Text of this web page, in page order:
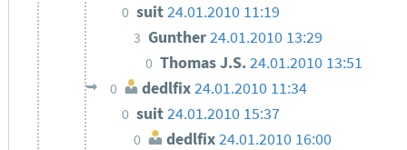
0 suit24.01.2010 11:19
3 Gunther24.01.2010 13:29
0 Thomas J.S.24.01.2010 13:51
0 dedlfix24.01.2010 11:34
0 suit24.01.2010 15:37
0 dedlfix24.01.2010 16:00